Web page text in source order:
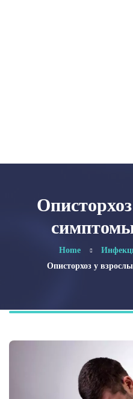
Home
Описторхоз у